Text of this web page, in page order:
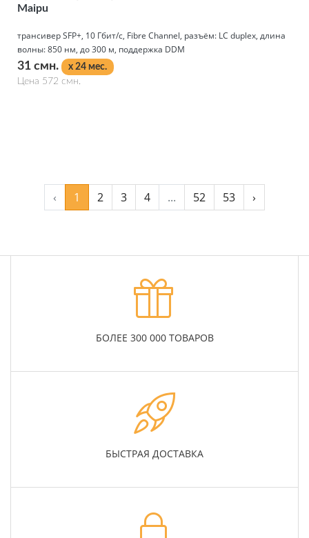
Maipu
трансивер SFP+, 10 Гбит/с, Fibre Channel, разъём: LC duplex, длина
волны: 850 нм, до 300 м, поддержка DDM
31 смн.
x 24 мес.
Цена 572 смн.
‹ 1 2 3 4 ... 52 53 ›
БОЛЕЕ 300 000 ТОВАРОВ
БЫСТРАЯ ДОСТАВКА